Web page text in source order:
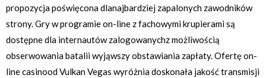
propozycja poświęcona dlanajbardziej zapalonych zawodników
strony. Gry w programie on-line z fachowymi krupierami są
dostępne dla internautów zalogowanychz możliwością
obserwowania batalii wyjąwszy obstawiania zapłaty. Ofertę on-
line casinood Vulkan Vegas wyróżnia doskonała jakość transmisji